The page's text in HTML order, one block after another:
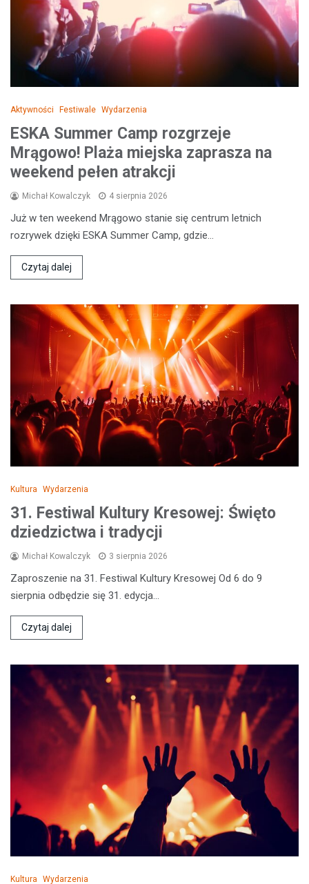
Aktywności Festiwale Wydarzenia
ESKA Summer Camp rozgrzeje
Mrągowo! Plaża miejska zaprasza na
weekend pełen atrakcji
Michał Kowalczyk 4 sierpnia 2026
Już w ten weekend Mrągowo stanie się centrum letnich
rozrywek dzięki ESKA Summer Camp, gdzie…
Czytaj dalej
Kultura Wydarzenia
31. Festiwal Kultury Kresowej: Święto
dziedzictwa i tradycji
Michał Kowalczyk 3 sierpnia 2026
Zaproszenie na 31. Festiwal Kultury Kresowej Od 6 do 9
sierpnia odbędzie się 31. edycja…
Czytaj dalej
Kultura Wydarzenia